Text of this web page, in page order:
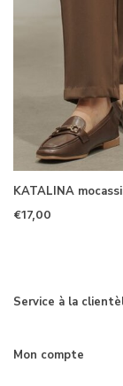
KATALINA
€17,00
Service à la
Mon compte